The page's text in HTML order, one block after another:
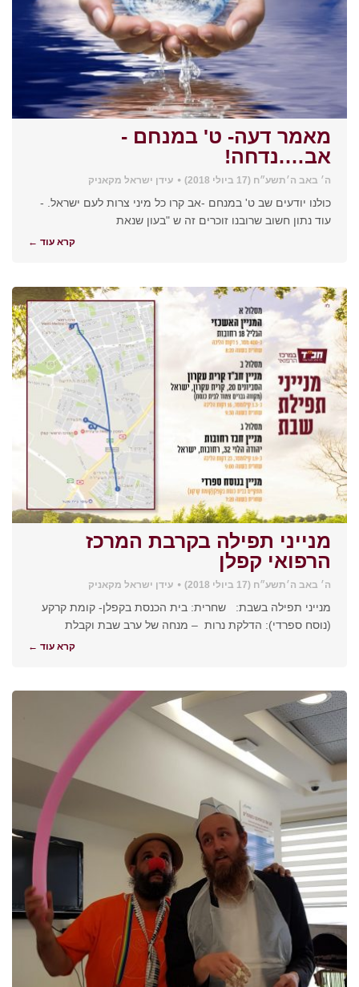
מאמר דעה- ט' במנחם -
אב….נדחה!
ה׳ באב ה׳תשע״ח (17 ביולי 2018) עידן ישראל מקאניק
כולנו יודעים שב ט' במנחם -אב קרו כל מיני צרות לעם ישראל. -
עוד נתון חשוב שרובנו זוכרים זה ש "בעון שנאת
קרא עוד ←
מנייני תפילה בקרבת המרכז
הרפואי קפלן
ה׳ באב ה׳תשע״ח (17 ביולי 2018) עידן ישראל מקאניק
מנייני תפילה בשבת: שחרית: בית הכנסת בקפלן- קומת קרקע
(נוסח ספרדי): הדלקת נרות – מנחה של ערב שבת וקבלת
קרא עוד ←